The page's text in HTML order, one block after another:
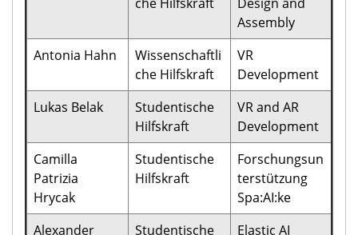
Assembly
Antonia Hahn
Wissenschaftli
che Hilfskraft
VR
Development
Lukas Belak
Studentische
Hilfskraft
VR and AR
Development
Camilla
Patrizia
Hrycak
Studentische
Hilfskraft
Forschungsun
terstützung
Spa:AI:ke
Alexander
Studentische
Elastic AI